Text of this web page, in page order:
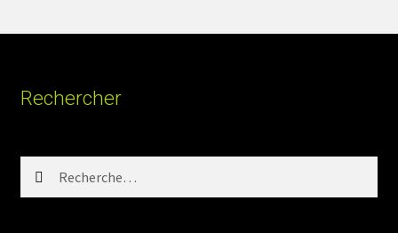
Rechercher